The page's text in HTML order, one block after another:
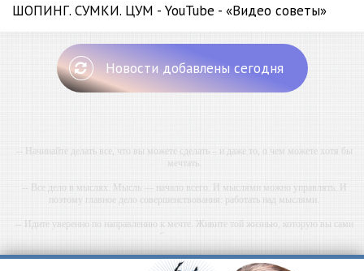
ШОПИНГ. СУМКИ. ЦУМ - YouTube - «Видео советы»
Новости добавлены сегодня
-- Начинайте делать все, что вы можете сделать – и даже то, о чем можете хотя бы
мечтать.
-- Все дело в мыслях. Мысль — начало всего. И мыслями можно управлять. И
поэтому главное дело совершенствования: работать над мыслями.
-- Идите уверенно по направлению к мечте. Живите той жизнью, которую вы сами
-- Самое большое богатство — это ум. Самая большая нищета — глупость. Из всех